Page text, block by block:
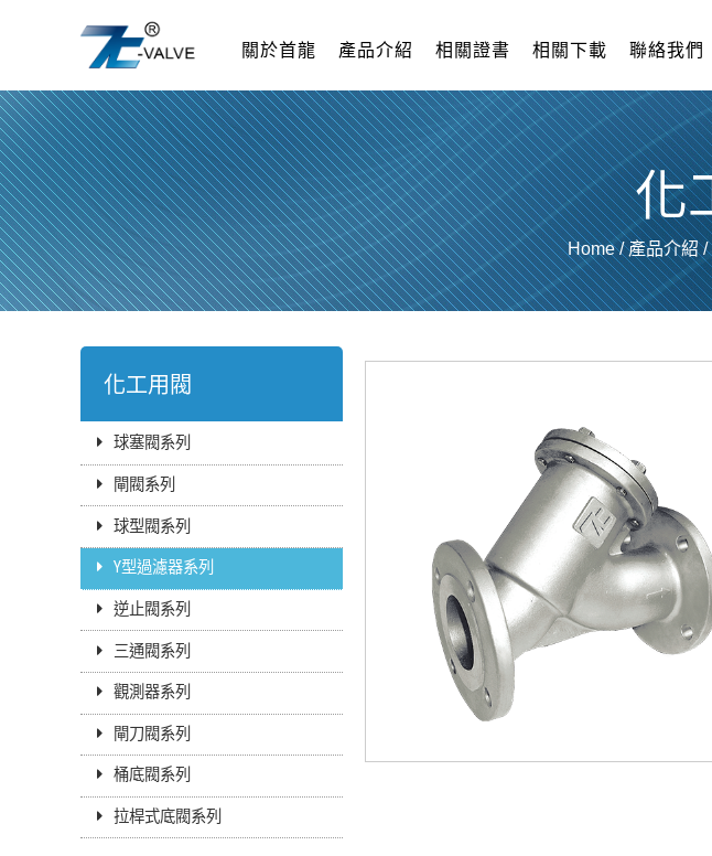
關於首龍 產品介紹 相關證書 相關下載 聯絡我們
化
Home/產品介紹/
化工用閥
球塞閥系列
閘閥系列
球型閥系列
Y型過濾器系列
逆止閥系列
三通閥系列
觀測器系列
閘刀閥系列
桶底閥系列
拉桿式底閥系列